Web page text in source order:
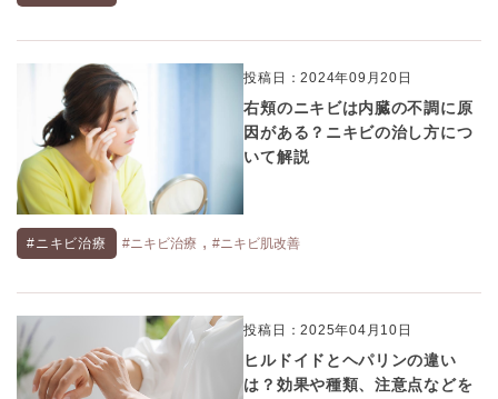
投稿日：2024年09月20日
右頬のニキビは内臓の不調に原
因がある？ニキビの治し方につ
いて解説
#ニキビ治療 #ニキビ治療 , #ニキビ肌改善
投稿日：2025年04月10日
ヒルドイドとヘパリンの違い
は？効果や種類、注意点などを